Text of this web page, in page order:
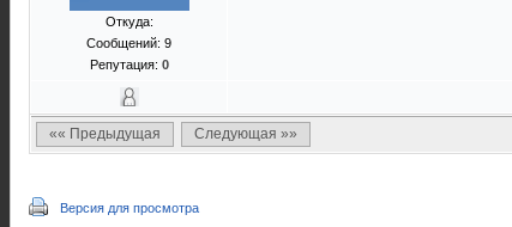
Откуда:
Сообщений: 9
Репутация: 0
«« Предыдущая Следующая »»
Версия для просмотра